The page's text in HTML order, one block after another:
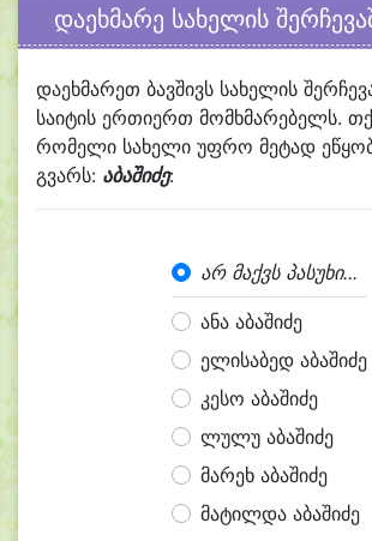
დაეხმარე სახელის
დაეხმარეთ ბავშივს სახელის
საიტის ერთიერთ მომხმარებელს.
რომელი სახელი უფრო მეტად
გვარს: აბაშიძე:
არ მაქვს პასუხი...
ანა აბაშიძე
ელისაბედ აბაშიძე
კესო აბაშიძე
ლულუ აბაშიძე
მარეხ აბაშიძე
მატილდა აბაშიძე